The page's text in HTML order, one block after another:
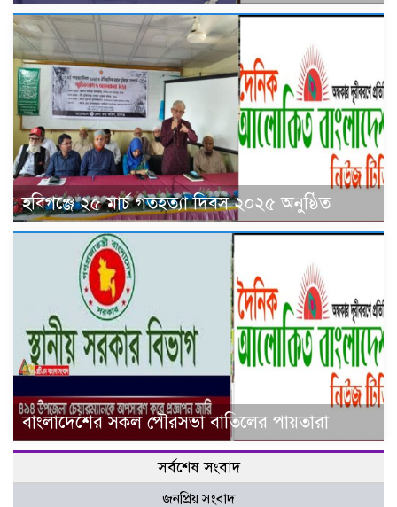
হবিগঞ্জে ২৫ মার্চ গতহত্যা দিবস ২০২৫ অনুষ্ঠিত
বাংলাদেশের সকল পৌরসভা বাতিলের পায়তারা
সর্বশেষ সংবাদ
জনপ্রিয় সংবাদ